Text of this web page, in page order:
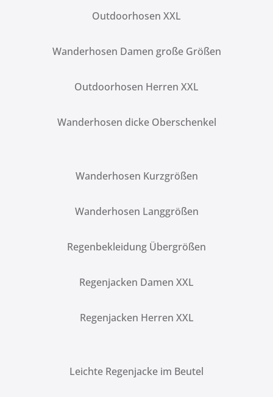
Outdoorhosen XXL
Wanderhosen Damen große Größen
Outdoorhosen Herren XXL
Wanderhosen dicke Oberschenkel
Wanderhosen Kurzgrößen
Wanderhosen Langgrößen
Regenbekleidung Übergrößen
Regenjacken Damen XXL
Regenjacken Herren XXL
Leichte Regenjacke im Beutel